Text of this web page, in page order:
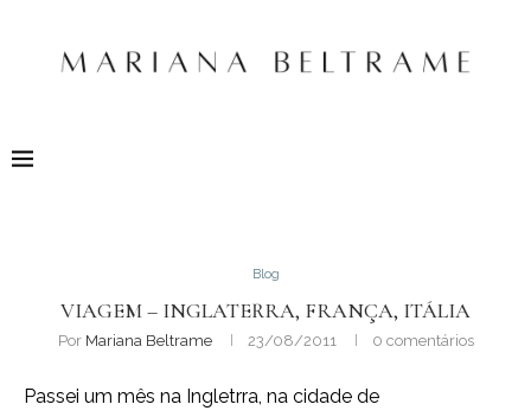
Blog
VIAGEM – INGLATERRA, FRANÇA, ITÁLIA
Por Mariana Beltrame 23/08/2011 0 comentários
Passei um mês na Ingletrra, na cidade de